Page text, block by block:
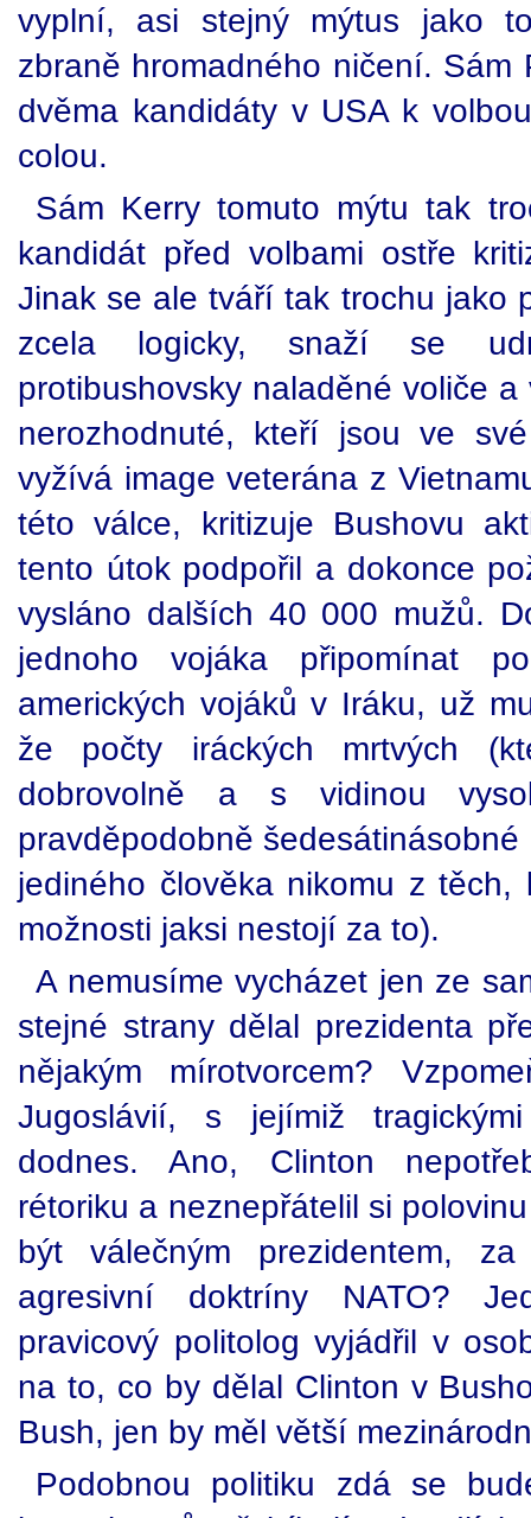
vyplní, asi stejný mýtus jako
zbraně hromadného ničení. Sám
dvěma kandidáty v USA k
colou.
Sám Kerry tomuto mýtu tak
kandidát před volbami ostře
Jinak se ale tváří tak trochu jako
zcela logicky, snaží se
protibushovsky naladěné voliče
nerozhodnuté, kteří jsou ve
vyžívá image veterána z
této válce, kritizuje Bushovu
tento útok podpořil a dokonce
vysláno dalších 40 000 mužů.
jednoho vojáka připomínat
amerických vojáků v Iráku, už
že počty iráckých mrtvých
dobrovolně a s vidinou
pravděpodobně
jediného člověka nikomu z
možnosti jaksi nestojí za to).
A nemusíme vycházet jen ze
stejné strany dělal prezidenta
nějakým mírotvorcem?
Jugoslávií, s jejímiž
dodnes. Ano, Clinton
rétoriku a neznepřátelil si
být válečným prezidentem,
agresivní doktríny NATO?
pravicový politolog vyjádřil v
na to, co by dělal Clinton v
Bush, jen by měl větší
Podobnou politiku zdá se